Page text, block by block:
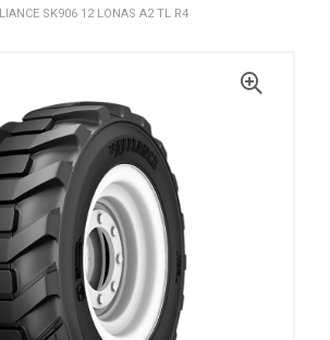
SK906 12 LONAS A2 TL R4